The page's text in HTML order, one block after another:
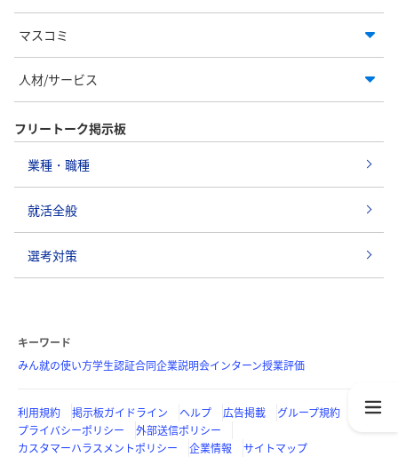
マスコミ
人材/サービス
フリートーク掲示板
業種・職種
就活全般
選考対策
キーワード
みん就の使い方学生認証合同企業説明会インターン授業評価
利用規約 掲示板ガイドライン ヘルプ 広告掲載
グループ規約
プライバシーポリシー
外部送信ポリシー
カスタマーハラスメントポリシー
企業情報 サイトマップ